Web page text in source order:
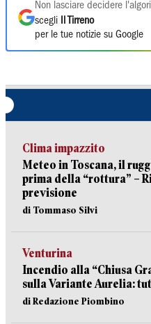
Non lasciare decidere
scegli
Il Tirreno
per le tue notizie su Google
Clima impazzito
Meteo in Toscana, il
prima della “rottura” –
previsione
di Tommaso Silvi
Venturina
Incendio alla “Chiusa
sulla Variante Aurelia:
di Redazione Piombino